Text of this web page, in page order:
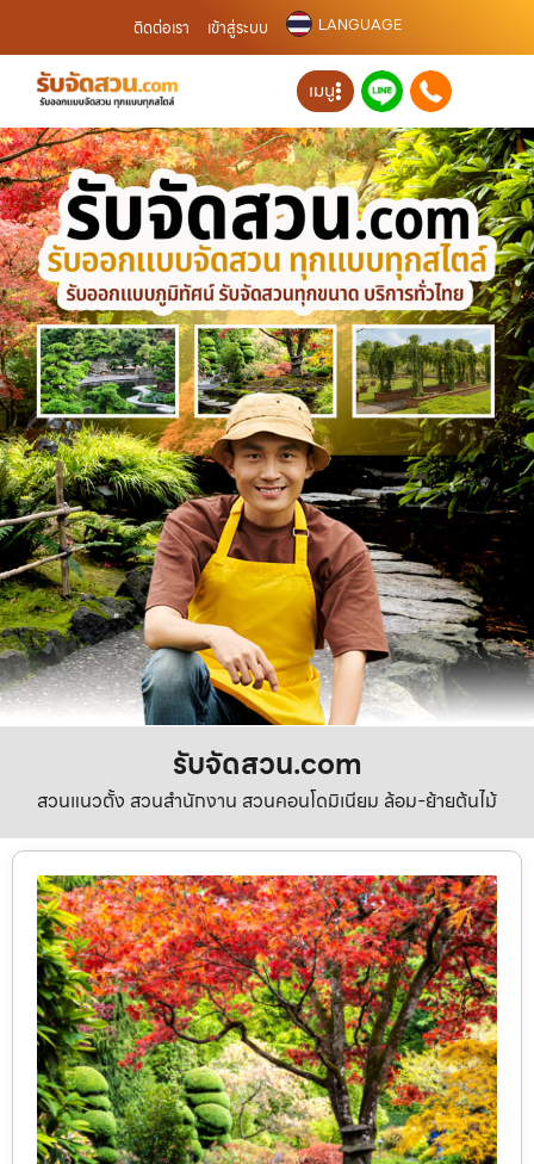
ติดต่อเรา เข้าสู่ระบบ LANGUAGE
เมนู
รับจัดสวน.com
สวนแนวตั้ง สวนสำนักงาน สวนคอนโดมิเนียม ล้อม-ย้ายต้นไม้